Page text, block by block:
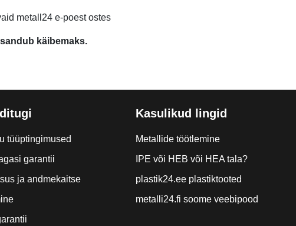
metall24 e-poest ostes
käibemaks.
tüüptingimused
garantii
ja andmekaitse
Kasulikud lingid
Metallide töötlemine
IPE või HEB või HEA tala?
plastik24.ee plastiktooted
metalli24.fi soome veebipood